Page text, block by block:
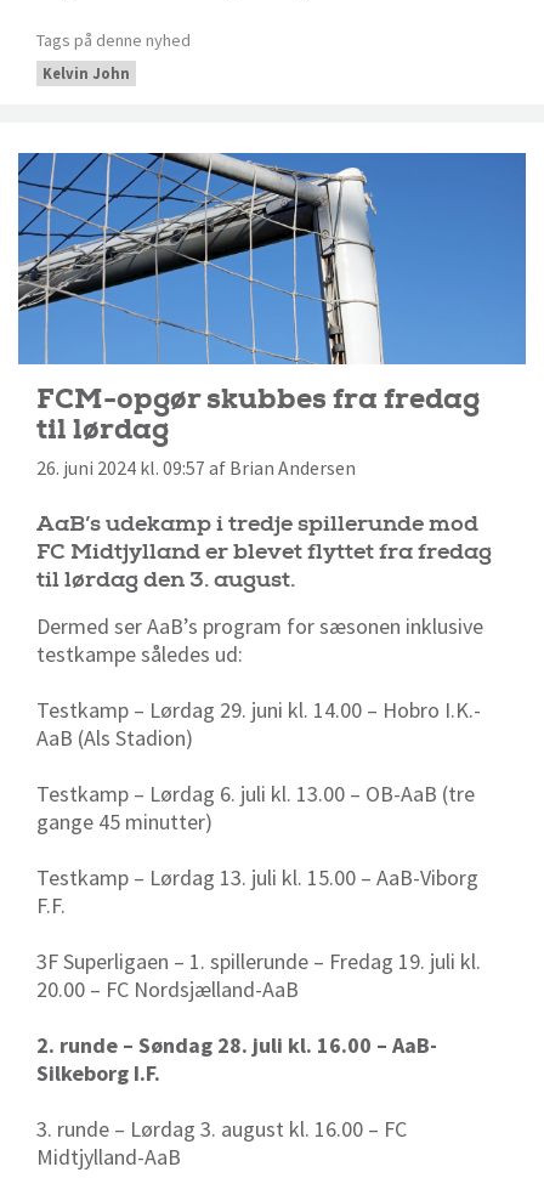
Tags på denne nyhed
Kelvin John
FCM-opgør skubbes fra fredag
til lørdag
26. juni 2024 kl. 09:57 af Brian Andersen
AaB’s udekamp i tredje spillerunde mod
FC Midtjylland er blevet flyttet fra fredag
til lørdag den 3. august.
Dermed ser AaB’s program for sæsonen inklusive
testkampe således ud:
Testkamp – Lørdag 29. juni kl. 14.00 – Hobro I.K.-
AaB (Als Stadion)
Testkamp – Lørdag 6. juli kl. 13.00 – OB-AaB (tre
gange 45 minutter)
Testkamp – Lørdag 13. juli kl. 15.00 – AaB-Viborg
F.F.
3F Superligaen – 1. spillerunde – Fredag 19. juli kl.
20.00 – FC Nordsjælland-AaB
2. runde – Søndag 28. juli kl. 16.00 – AaB-
Silkeborg I.F.
3. runde – Lørdag 3. august kl. 16.00 – FC
Midtjylland-AaB